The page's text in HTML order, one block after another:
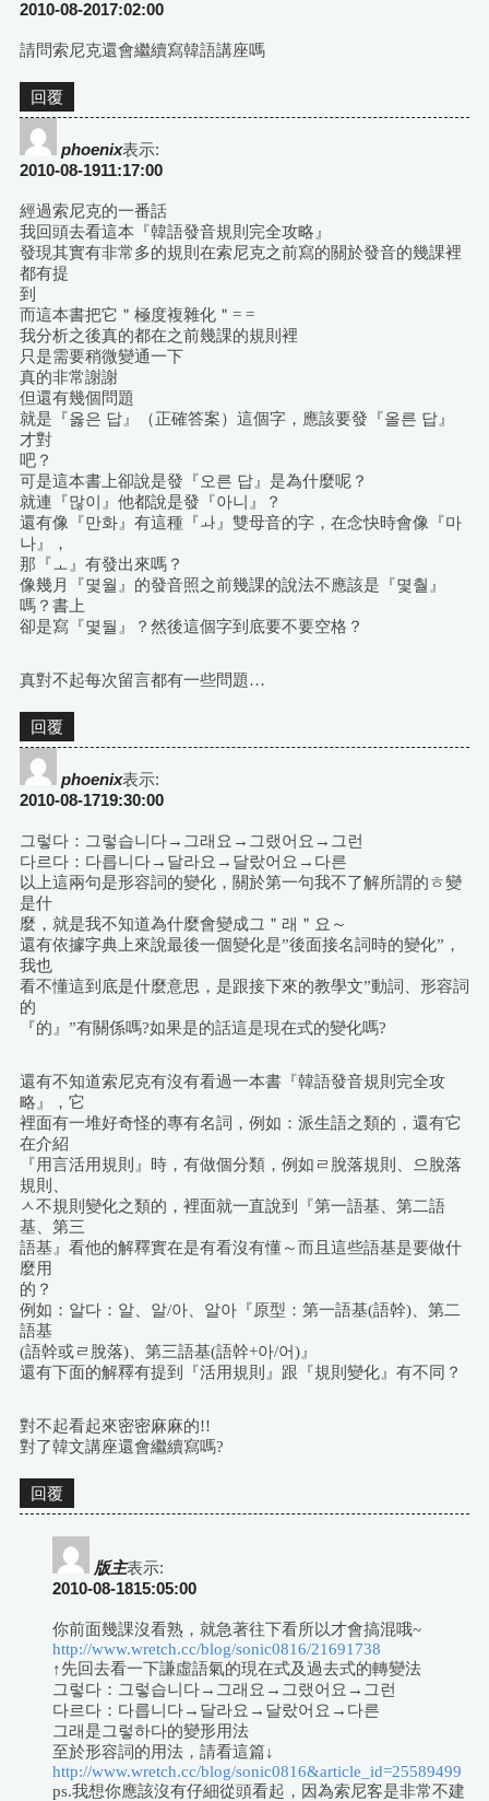
2010-08-2017:02:00
請問索尼克還會繼續寫韓語講座嗎
回覆
phoenix表示:
2010-08-1911:17:00
經過索尼克的一番話
我回頭去看這本『韓語發音規則完全攻略』
發現其實有非常多的規則在索尼克之前寫的關於發音的幾課裡
都有提
到
而這本書把它＂極度複雜化＂= =
我分析之後真的都在之前幾課的規則裡
只是需要稍微變通一下
真的非常謝謝
但還有幾個問題
就是『옳은 답』（正確答案）這個字，應該要發『올른 답』
才對
吧？
可是這本書上卻說是發『오른 답』是為什麼呢？
就連『많이』他都說是發『아니』？
還有像『만화』有這種『ㅘ』雙母音的字，在念快時會像『마
나』，
那『ㅗ』有發出來嗎？
像幾月『몇월』的發音照之前幾課的說法不應該是『몇춸』
嗎？書上
卻是寫『몇둴』？然後這個字到底要不要空格？
真對不起每次留言都有一些問題…
回覆
phoenix表示:
2010-08-1719:30:00
그렇다：그렇습니다→그래요→그랬어요→그런
다르다：다릅니다→달라요→달랐어요→다른
以上這兩句是形容詞的變化，關於第一句我不了解所謂的ㅎ變
是什
麼，就是我不知道為什麼會變成그＂래＂요～
還有依據字典上來說最後一個變化是”後面接名詞時的變化”，
我也
看不懂這到底是什麼意思，是跟接下來的教學文”動詞、形容詞
的
『的』”有關係嗎?如果是的話這是現在式的變化嗎?
還有不知道索尼克有沒有看過一本書『韓語發音規則完全攻
略』，它
裡面有一堆好奇怪的專有名詞，例如：派生語之類的，還有它
在介紹
『用言活用規則』時，有做個分類，例如ㄹ脫落規則、으脫落
規則、
ㅅ不規則變化之類的，裡面就一直說到『第一語基、第二語
基、第三
語基』看他的解釋實在是有看沒有懂～而且這些語基是要做什
麼用
的？
例如：알다：알、알/아、알아『原型：第一語基(語幹)、第二
語基
(語幹或ㄹ脫落)、第三語基(語幹+아/어)』
還有下面的解釋有提到『活用規則』跟『規則變化』有不同？
對不起看起來密密麻麻的!!
對了韓文講座還會繼續寫嗎?
回覆
版主表示:
2010-08-1815:05:00
你前面幾課沒看熟，就急著往下看所以才會搞混哦~
http://www.wretch.cc/blog/sonic0816/21691738
↑先回去看一下謙虛語氣的現在式及過去式的轉變法
그렇다：그렇습니다→그래요→그랬어요→그런
다르다：다릅니다→달라요→달랐어요→다른
그래是그렇하다的變形用法
至於形容詞的用法，請看這篇↓
http://www.wretch.cc/blog/sonic0816&article_id=25589499
ps.我想你應該沒有仔細從頭看起，因為索尼客是非常不建